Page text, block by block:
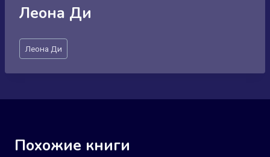
Леона Ди
Метки
записи:
Леона Ди
Похожие книги